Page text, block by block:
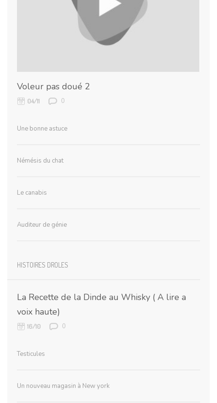
Voleur pas doué 2
04/11 0
Une bonne astuce
Némésis du chat
Le canabis
Auditeur de génie
HISTOIRES DROLES
La Recette de la Dinde au Whisky ( A lire a
voix haute)
16/10 0
Testicules
Un nouveau magasin à New york